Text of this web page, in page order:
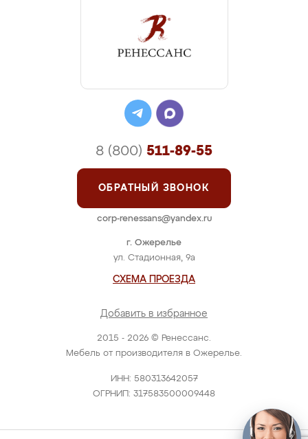
2015 - 2026 © Ренессанс.
Мебель от производителя в Ожерелье.
ИНН: 580313642057
ОГРНИП: 317583500009448
г. Ожерелье
ул. Стадионная, 9а
СХЕМА ПРОЕЗДА
Добавить в избранное
8 (800) 511-89-55
ОБРАТНЫЙ ЗВОНОК
corp-renessans@yandex.ru